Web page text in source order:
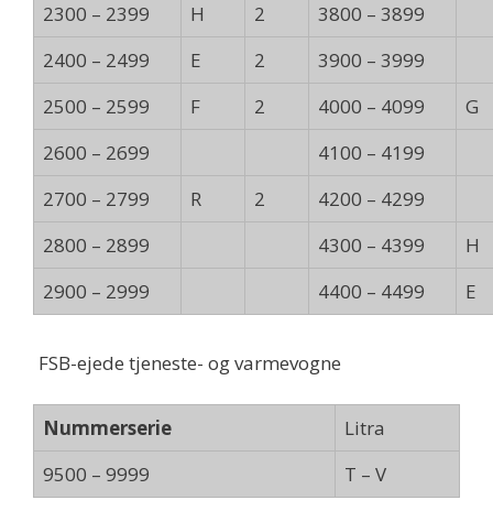
2300 – 2399
H 2
3800 – 3899
2400 – 2499
E 2
3900 – 3999
2500 – 2599
F 2 4000 – 4099
G
2600 – 2699
4100 – 4199
2700 – 2799
R 2
4200 – 4299
2800 – 2899
4300 – 4399
H
2900 – 2999
4400 – 4499 E
FSB-ejede tjeneste- og varmevogne
Nummerserie
Litra
9500 – 9999
T – V